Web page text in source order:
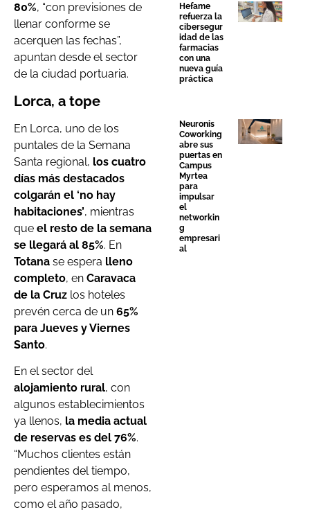
80%, “con previsiones de
llenar conforme se
acerquen las fechas”,
apuntan desde el sector
de la ciudad portuaria.
Lorca, a tope
En Lorca, uno de los
puntales de la Semana
Santa regional, los cuatro
días más destacados
colgarán el ‘no hay
habitaciones’, mientras
que el resto de la semana
se llegará al 85%. En
Totana se espera lleno
completo, en Caravaca
de la Cruz los hoteles
prevén cerca de un 65%
para Jueves y Viernes
Santo.
En el sector del
alojamiento rural, con
algunos establecimientos
ya llenos, la media actual
de reservas es del 76%.
“Muchos clientes están
pendientes del tiempo,
pero esperamos al menos,
como el año pasado,
Hefame
refuerza la
cibersegur
idad de las
farmacias
con una
nueva guía
práctica
Neuronis
Coworking
abre sus
puertas en
Campus
Myrtea
para
impulsar
el
networkin
g
empresari
al